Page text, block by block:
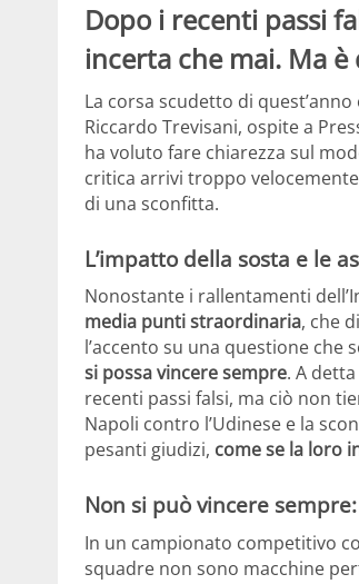
Dopo i recenti passi
incerta che mai. Ma
La corsa scudetto di
Riccardo Trevisani, ospite a
ha voluto fare chiarezza sul
critica arrivi troppo
di una sconfitta.
L’impatto della sosta e le
Nonostante i rallentamenti
media punti straordinaria, che
l’accento su una questione che
si possa vincere sempre. A
recenti passi falsi, ma ciò non
Napoli contro l’Udinese e la
pesanti giudizi, come se la loro
Non si può vincere
In un campionato competitivo
squadre non sono macchine